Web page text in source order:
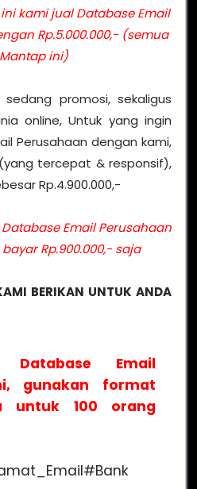
kami jual Database Email
Rp.5.000.000,- (semua
ini)
promosi, sekaligus
online, Untuk yang ingin
Perusahaan dengan kami,
tercepat & responsif),
Rp.4.900.000,-
Email Perusahaan
Rp.900.000,- saja
BERIKAN UNTUK ANDA
Email
gunakan format
untuk 100 orang